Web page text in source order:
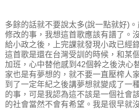
多餘的話就不要說太多(說一點就好)
修改的事，我想這首歌應該有譜了。
給小政之後，上完課就發現小政已經
這首歌是還在台灣受訓的時候，和某
加班，心中替他感到42個幹之後決心
家也是有夢想的，就不要一直壓榨人
到了一定年紀之後講夢想就變成了一
的事，可是我認為這不該是一個社會
的社會當然不會有希望。我是很早就